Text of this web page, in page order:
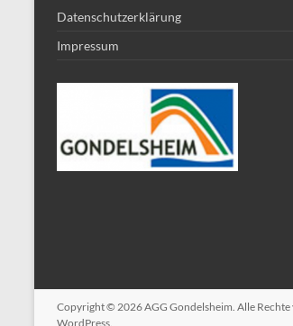
Datenschutzerklärung
Impressum
Copyright © 2026AGG Gondelsheim. Alle
WordPress